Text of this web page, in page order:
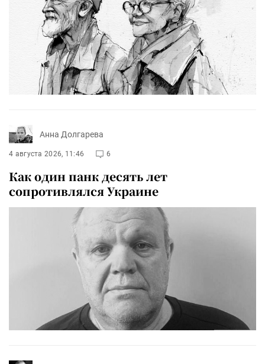
Анна Долгарева
4 августа 2026, 11:46 6
Как один панк десять лет
сопротивлялся Украине